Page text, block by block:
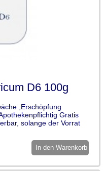
D6 100g
,Erschöpfung
Gratis
solange der Vorrat
In den Warenkorb